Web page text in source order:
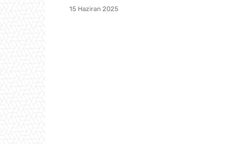
15 Haziran 2025